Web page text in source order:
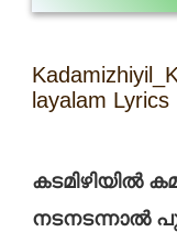
layalam Lyrics
കടമിഴിയിൽ
നടനടന്നാൽ